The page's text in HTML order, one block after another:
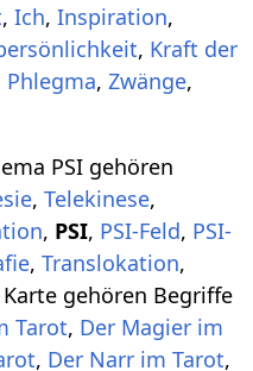
,Ich,Inspiration,
, Kraft der
Phlegma,Zwänge,
PSI gehören
, Telekinese,
, PSI, PSI-Feld, PSI-
, Translokation,
gehören Begriffe
Tarot, Der Magier im
, Der Narr im Tarot,